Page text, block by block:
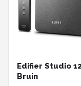
Edifier Studio
Bruin